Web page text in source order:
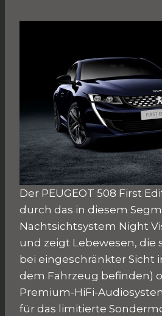
Der PEUGEOT 508 First
durch das in diesem
Nachtsichtsystem Night
und zeigt Lebewesen, die
bei eingeschränkter Sicht
dem Fahrzeug befinden)
Premium-HiFi-
für das limitierte